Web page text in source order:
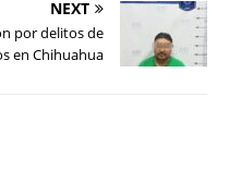
NEXT
por delitos de
en Chihuahua